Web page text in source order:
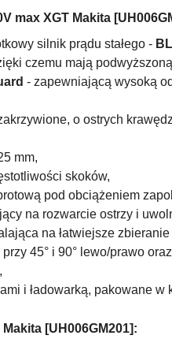
max XGT Makita
silnik prądu stałego -
czemu mają
- zapewniającą wysoką
o ostrych
mm,
skoków,
pod obciążeniem
na rozwarcie ostrzy i
na łatwiejsze zbieranie
45° i 90° lewo/prawo
i ładowarką, pakowane w
[UH006GM201]: